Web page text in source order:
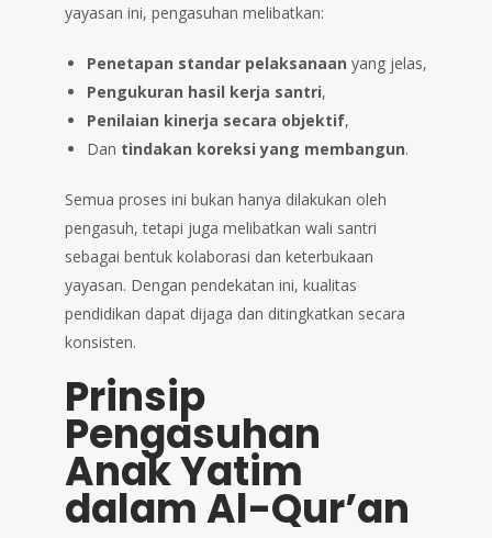
yayasan ini, pengasuhan melibatkan:
Penetapan standar pelaksanaan yang jelas,
Pengukuran hasil kerja santri,
Penilaian kinerja secara objektif,
Dan tindakan koreksi yang membangun.
Semua proses ini bukan hanya dilakukan oleh
pengasuh, tetapi juga melibatkan wali santri
sebagai bentuk kolaborasi dan keterbukaan
yayasan. Dengan pendekatan ini, kualitas
pendidikan dapat dijaga dan ditingkatkan secara
konsisten.
Prinsip
Pengasuhan
Anak Yatim
dalam Al-Qur’an